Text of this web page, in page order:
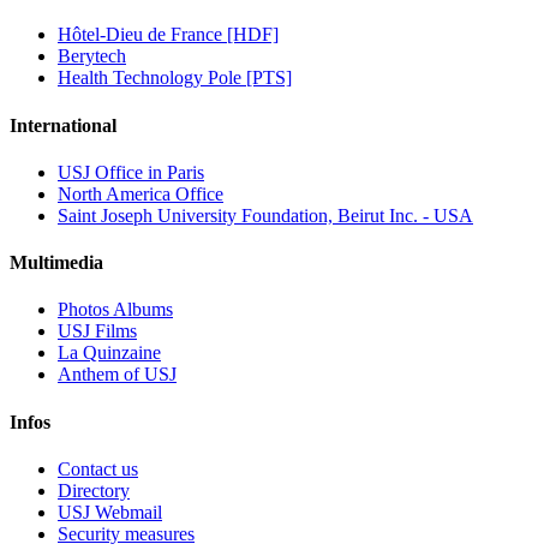
Hôtel-Dieu de France [HDF]
Berytech
Health Technology Pole [PTS]
International
USJ Office in Paris
North America Office
Saint Joseph University Foundation, Beirut Inc. - USA
Multimedia
Photos Albums
USJ Films
La Quinzaine
Anthem of USJ
Infos
Contact us
Directory
USJ Webmail
Security measures